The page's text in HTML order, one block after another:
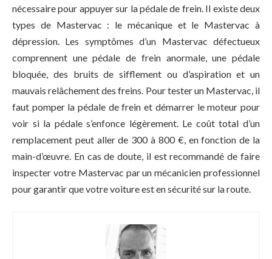
nécessaire pour appuyer sur la pédale de frein. Il existe deux
types de Mastervac : le mécanique et le Mastervac à
dépression. Les symptômes d’un Mastervac défectueux
comprennent une pédale de frein anormale, une pédale
bloquée, des bruits de sifflement ou d’aspiration et un
mauvais relâchement des freins. Pour tester un Mastervac, il
faut pomper la pédale de frein et démarrer le moteur pour
voir si la pédale s’enfonce légèrement. Le coût total d’un
remplacement peut aller de 300 à 800 €, en fonction de la
main-d’œuvre. En cas de doute, il est recommandé de faire
inspecter votre Mastervac par un mécanicien professionnel
pour garantir que votre voiture est en sécurité sur la route.